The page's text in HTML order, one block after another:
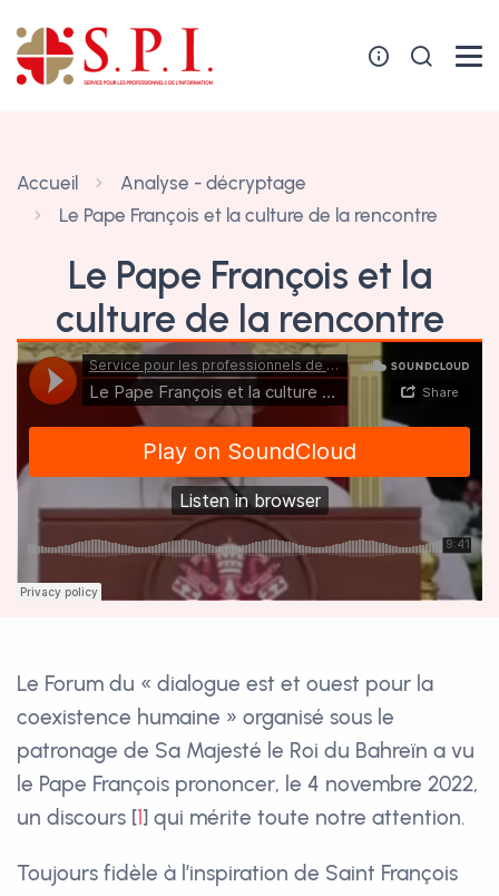
Accueil
Analyse - décryptage
Le Pape François et la culture de la rencontre
Le Pape François et la
culture de la rencontre
7 novembre 2022
Le Forum du « dialogue est et ouest pour la
coexistence humaine » organisé sous le
patronage de Sa Majesté le Roi du Bahreïn a vu
le Pape François prononcer, le 4 novembre 2022,
un discours [1] qui mérite toute notre attention.
Toujours fidèle à l’inspiration de Saint François